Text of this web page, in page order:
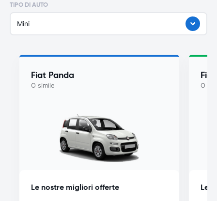
TIPO DI AUTO
Mini
Fiat Panda
O simile
Le nostre migliori offerte
O
Le